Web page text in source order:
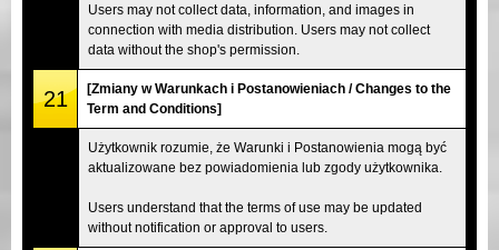
Users may not collect data, information, and images in
connection with media distribution. Users may not collect
data without the shop's permission.
21
[Zmiany w Warunkach i Postanowieniach / Changes to the
Term and Conditions]
Użytkownik rozumie, że Warunki i Postanowienia mogą być
aktualizowane bez powiadomienia lub zgody użytkownika.
Users understand that the terms of use may be updated
without notification or approval to users.